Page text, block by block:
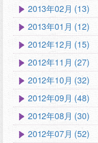
2013年02月 (13)
2013年01月 (12)
2012年12月 (15)
2012年11月 (27)
2012年10月 (32)
2012年09月 (48)
2012年08月 (30)
2012年07月 (52)